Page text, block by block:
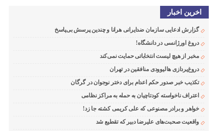
اخرین اخبار
گزارش ادعایی سازمان ضدایرانی هرانا و چندین پرسش بی‌پاسخ
دروغ اورژانسی در دانشگاه!
مخبر از هیچ لیست انتخاباتی حمایت نمی‌کند
دروغ‌پردازی هالیوودی منافقین در تهران
تکذیب خبر صدور حکم اعدام برای دختر نوجوان در گرگان
اعتراف ناخواسته کودتاچیان به حمله به مراکز نظامی
خواهر و برادر مصنوعی که علی کریمی کشته جا زد!
واقعیت صحبت‌های علیرضا دبیر که تقطیع شد